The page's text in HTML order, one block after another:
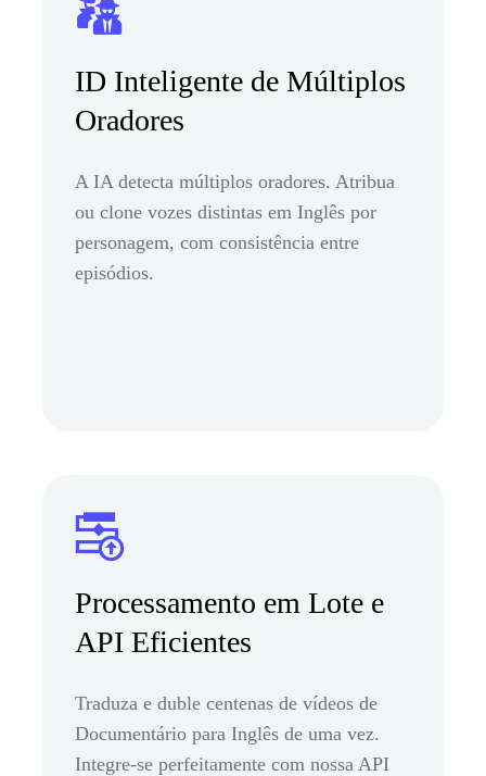
ID Inteligente de Múltiplos
Oradores
A IA detecta múltiplos oradores. Atribua
ou clone vozes distintas em Inglês por
personagem, com consistência entre
episódios.
Processamento em Lote e
API Eficientes
Traduza e duble centenas de vídeos de
Documentário para Inglês de uma vez.
Integre-se perfeitamente com nossa API